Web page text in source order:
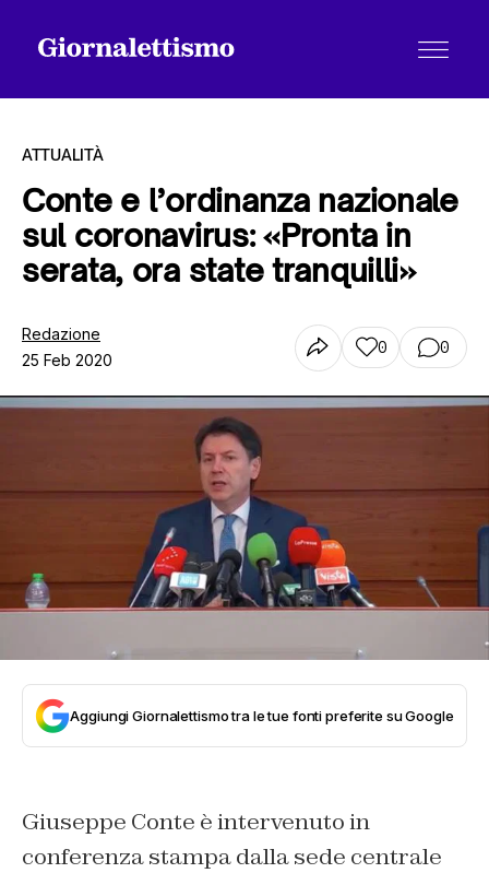
Tutti gli articoli
Chi siamo
Contatti
ATTUALITÀ
Conte e l’ordinanza nazionale
sul coronavirus: «Pronta in
serata, ora state tranquilli»
Redazione
25 Feb 2020
0 0
Aggiungi Giornalettismo tra le tue fonti preferite su Google
Giuseppe Conte è intervenuto in
conferenza stampa dalla sede centrale